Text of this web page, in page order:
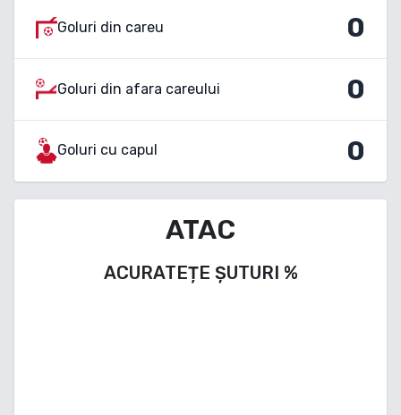
Goluri din careu 0
Goluri din afara careului 0
Goluri cu capul 0
ATAC
ACURATEȚE ȘUTURI %